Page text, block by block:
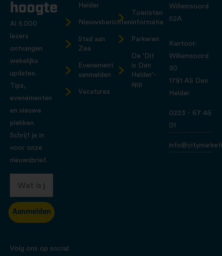
hoogte
Al 5.000
lezers
ontvangen
wekelijks
updates.
Tips,
evenementen
en nieuwe
plekken.
Schrijf je in
voor onze
nieuwsbrief.
Aanmelden
Helder
Nieuwsberichten
Stad aan
Zee
Evenement
aanmelden
Vacatures
Toeristen
informatie
Parkeren
De 'Dit
is Den
Helder'-
app
Willemsoord
52A
Kantoor:
Willemsoord
30
1781 AS Den
Helder
0223 - 67 46
01
Volg ons op social: